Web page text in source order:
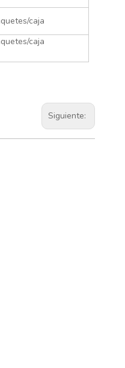
caja
caja
Siguiente: